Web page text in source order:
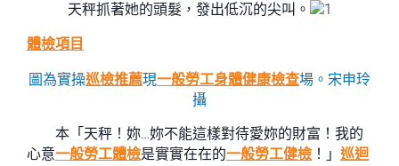
天秤抓著她的頭髮，發出低沉的尖叫。
體檢項目
圖為實操巡檢推薦現一般勞工身體健康檢查場。宋申玲
攝
本「天秤！妳…妳不能這樣對待愛妳的財富！我的
心意一般勞工體檢是實實在在的一般勞工健檢 ！」 巡迴